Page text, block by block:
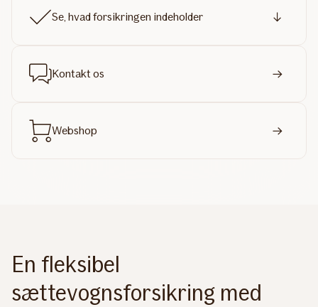
Se, hvad forsikringen indeholder
Kontakt os
Webshop
En fleksibel
sættevognsforsikring med